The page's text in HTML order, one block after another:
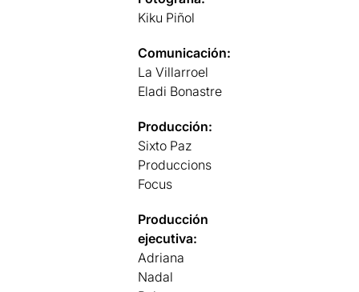
Kiku Piñol
Comunicación:
La Villarroel
Eladi Bonastre
Producción:
Sixto Paz
Produccions
Focus
Producción
ejecutiva:
Adriana
Nadal